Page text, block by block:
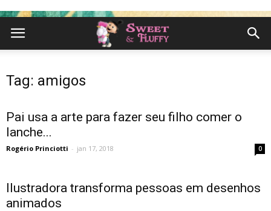
Tag: amigos
Pai usa a arte para fazer seu filho comer o
lanche...
Rogério Princiotti - jan 17, 2018 0
Ilustradora transforma pessoas em desenhos
animados